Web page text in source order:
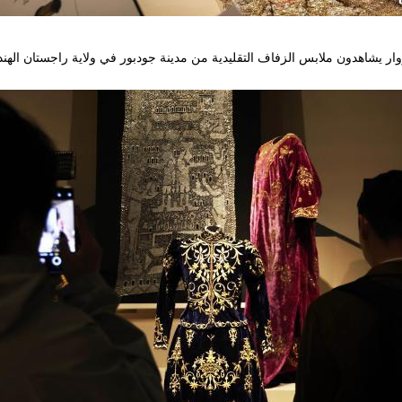
يشاهدون ملابس الزفاف التقليدية من مدينة جودبور في ولاية راجستان